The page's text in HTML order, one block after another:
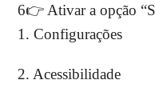
6👉 Ativar a opção
1. Configurações
2. Acessibilidade